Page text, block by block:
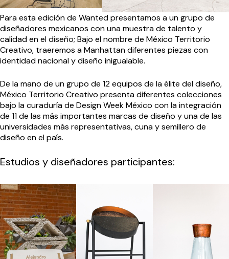
Para esta edición de Wanted presentamos a un grupo de
diseñadores mexicanos con una muestra de talento y
calidad en el diseño; Bajo el nombre de México Territorio
Creativo, traeremos a Manhattan diferentes piezas con
identidad nacional y diseño inigualable.
De la mano de un grupo de 12 equipos de la élite del diseño,
México Territorio Creativo presenta diferentes colecciones
bajo la curaduría de Design Week México con la integración
de 11 de las más importantes marcas de diseño y una de las
universidades más representativas, cuna y semillero de
diseño en el país.
Estudios y diseñadores participantes: